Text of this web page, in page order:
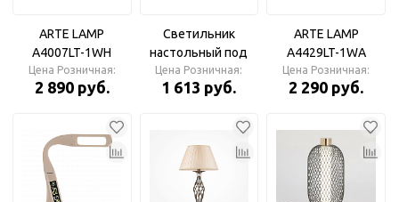
ARTE LAMP
A4007LT-1WH
Настольная лампа
Цена Розничная:
2 890 руб.
Светильник
настольный под
лампу СНО-15С на
основании 60Вт E27
Цена Розничная:
1 613 руб.
ARTE LAMP
A4429LT-1WA
Настольная лампа
Цена Розничная:
2 290 руб.